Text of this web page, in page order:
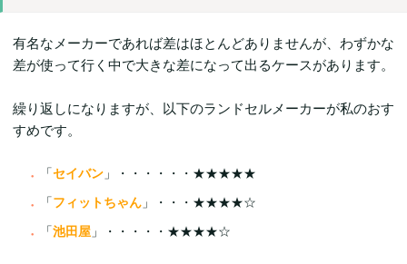
有名なメーカーであれば差はほとんどありませんが、わずかな
差が使って行く中で大きな差になって出るケースがあります。
繰り返しになりますが、以下のランドセルメーカーが私のおす
すめです。
「セイバン 」・・・・・・★★★★★
「フィットちゃん 」・・・★★★★☆
「池田屋 」・・・・・★★★★☆